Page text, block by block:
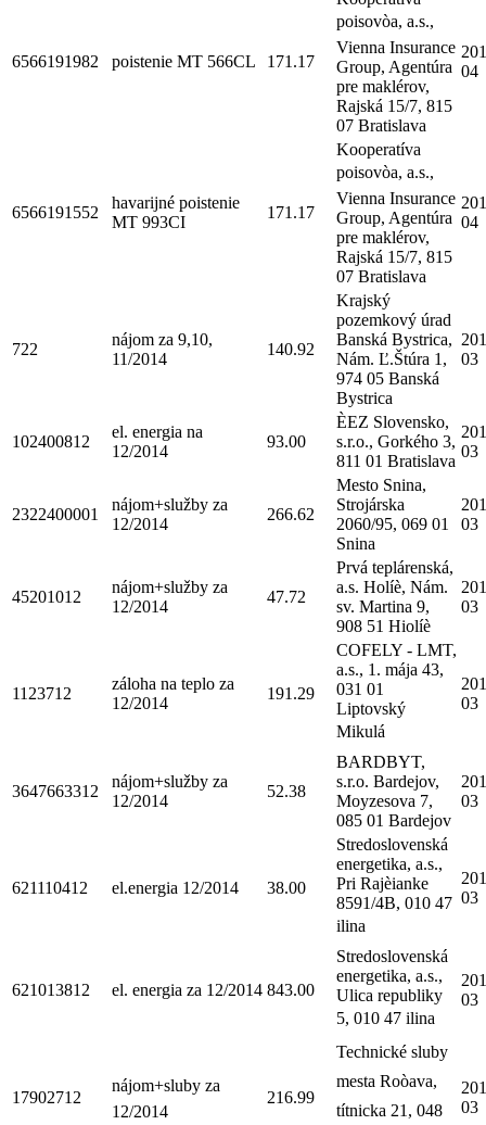
6566191982 poistenie MT 566CL 171.17
poisovòa, a.s.,
Vienna Insurance
Group, Agentúra
pre maklérov,
Rajská 15/7, 815
07 Bratislava
04
6566191552
havarijné poistenie
MT 993CI
171.17
Kooperatíva
poisovòa, a.s.,
Vienna Insurance
Group, Agentúra
pre maklérov,
Rajská 15/7, 815
07 Bratislava
04
722
nájom za 9,10,
11/2014
140.92
Krajský
pozemkový úrad
Banská Bystrica,
Nám. Ľ.Štúra 1,
974 05 Banská
Bystrica
03
102400812
el. energia na
12/2014
93.00
ÈEZ Slovensko,
s.r.o., Gorkého 3,
811 01 Bratislava
03
2322400001
nájom+služby za
12/2014
266.62
Mesto Snina,
Strojárska
2060/95, 069 01
Snina
03
45201012
nájom+služby za
12/2014
47.72
Prvá teplárenská,
a.s. Holíè, Nám.
sv. Martina 9,
908 51 Hiolíè
03
1123712
záloha na teplo za
12/2014
191.29
COFELY - LMT,
a.s., 1. mája 43,
031 01
Liptovský
Mikulá
03
3647663312
nájom+služby za
12/2014
52.38
BARDBYT,
s.r.o. Bardejov,
Moyzesova 7,
085 01 Bardejov
03
621110412 el.energia 12/2014 38.00
Stredoslovenská
energetika, a.s.,
Pri Rajèianke
8591/4B, 010 47
ilina
03
621013812 el. energia za 12/2014 843.00
Stredoslovenská
energetika, a.s.,
Ulica republiky
5, 010 47 ilina
03
17902712
nájom+sluby za
12/2014
216.99
Technické sluby
mesta Roòava,
títnicka 21, 048
03